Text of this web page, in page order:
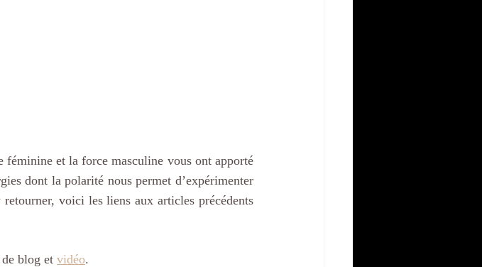
féminine et la force masculine vous ont apporté
dont la polarité nous permet d’expérimenter
voici les liens aux articles précédents
de blog et vidéo.